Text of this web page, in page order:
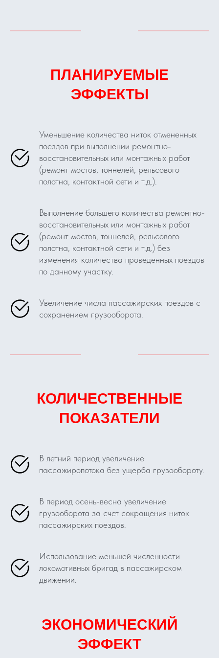
ПЛАНИРУЕМЫЕ
ЭФФЕКТЫ
Уменьшение количества ниток отмененных
поездов при выполнении ремонтно-
восстановительных или монтажных работ
(ремонт мостов, тоннелей, рельсового
полотна, контактной сети и т.д.).
Выполнение большего количества ремонтно-
восстановительных или монтажных работ
(ремонт мостов, тоннелей, рельсового
полотна, контактной сети и т.д.) без
изменения количества проведенных поездов
по данному участку.
Увеличение числа пассажирских поездов с
сохранением грузооборота.
КОЛИЧЕСТВЕННЫЕ
ПОКАЗАТЕЛИ
В летний период увеличение
пассажиропотока без ущерба грузообороту.
В период осень-весна увеличение
грузооборота за счет сокращения ниток
пассажирских поездов.
Использование меньшей численности
локомотивных бригад в пассажирском
движении.
ЭКОНОМИЧЕСКИЙ
ЭФФЕКТ